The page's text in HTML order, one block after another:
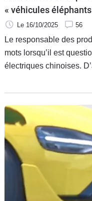
« véhicules
Le 16/10/2025 56
Le responsable des
mots lorsqu’il est
électriques chinoises.